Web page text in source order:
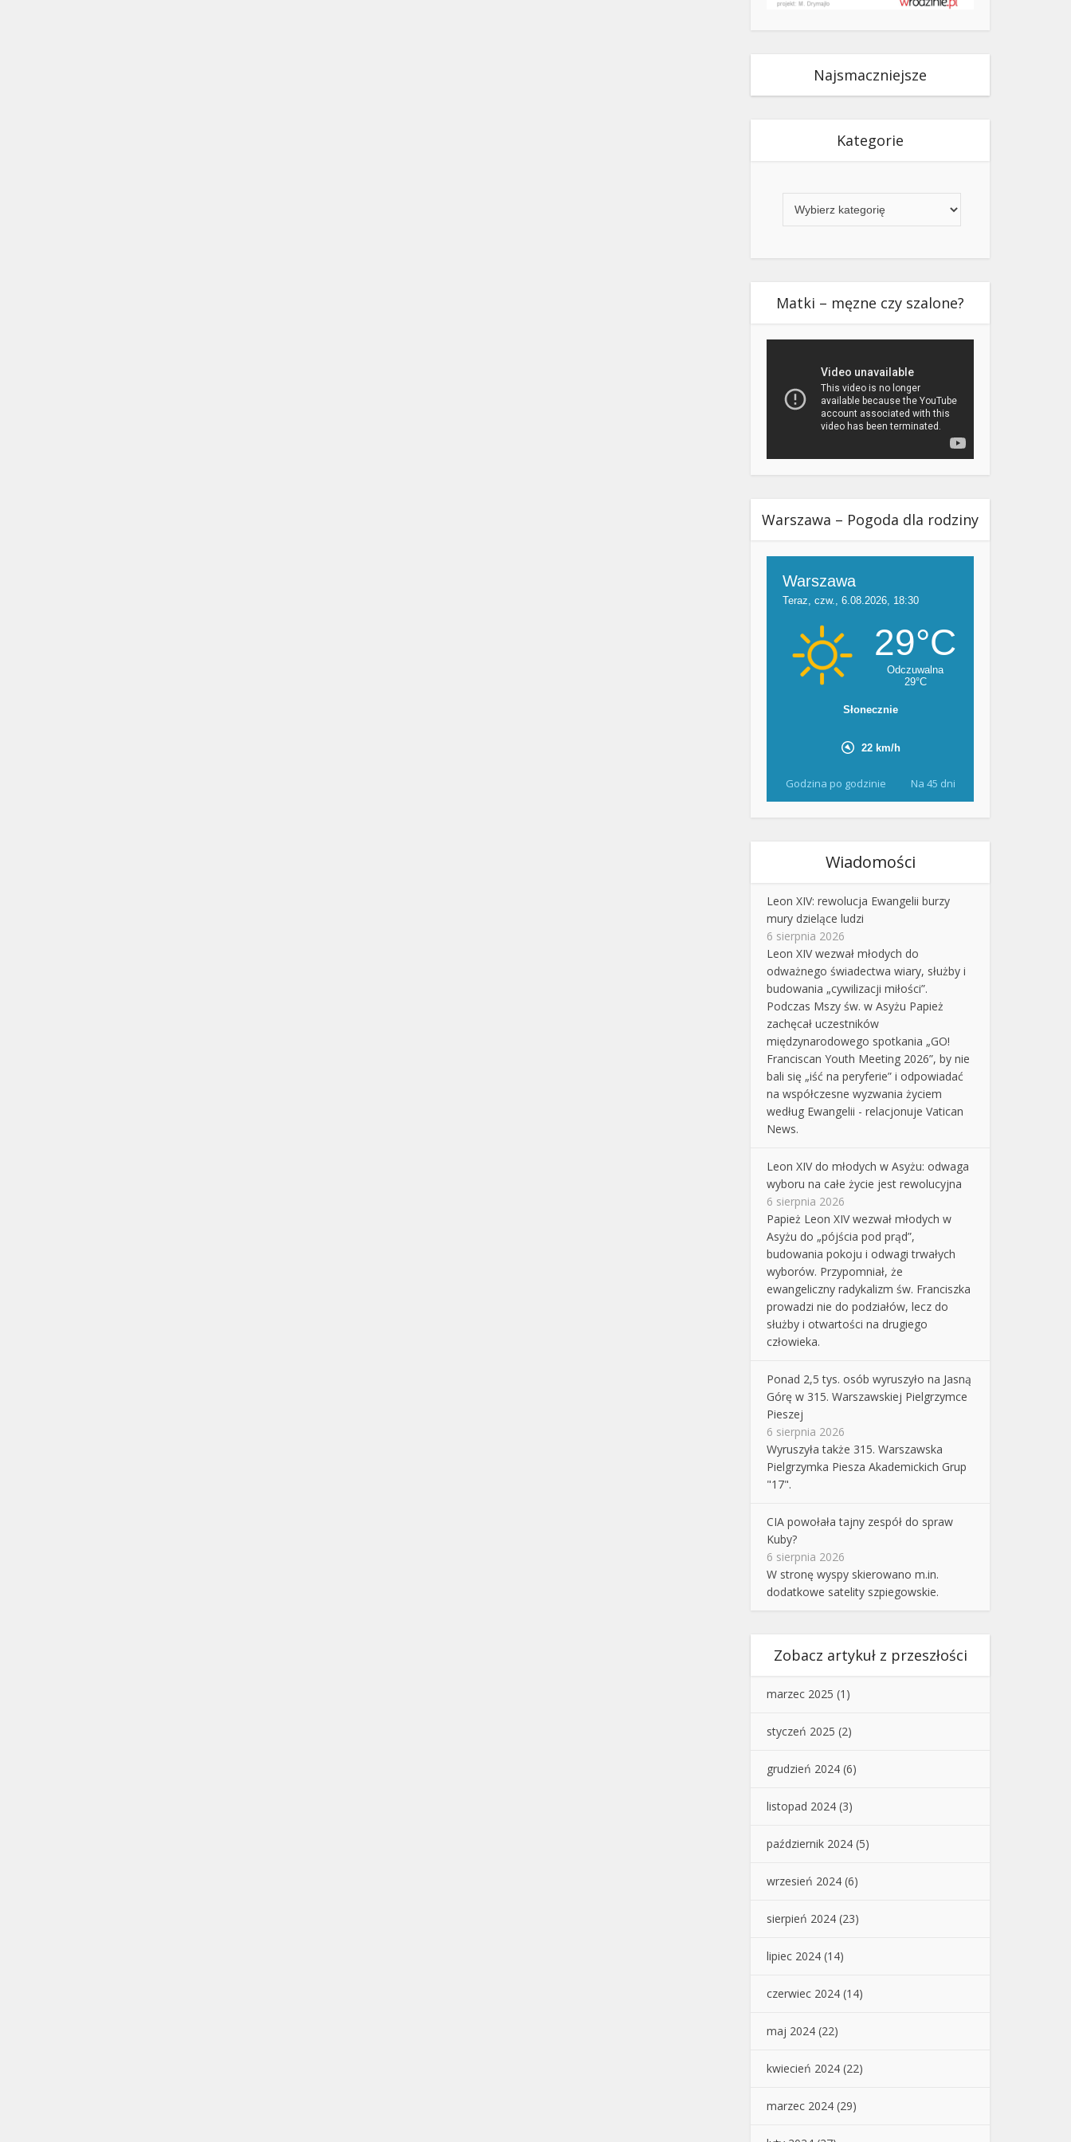
Najsmaczniejsze
Kategorie
Matki – męzne czy szalone?
Warszawa – Pogoda dla rodziny
Godzina po godzinie Na 45 dni
Wiadomości
Leon XIV: rewolucja Ewangelii burzy
mury dzielące ludzi
6 sierpnia 2026
Leon XIV wezwał młodych do
odważnego świadectwa wiary, służby i
budowania „cywilizacji miłości”.
Podczas Mszy św. w Asyżu Papież
zachęcał uczestników
międzynarodowego spotkania „GO!
Franciscan Youth Meeting 2026”, by nie
bali się „iść na peryferie” i odpowiadać
na współczesne wyzwania życiem
według Ewangelii - relacjonuje Vatican
News.
Leon XIV do młodych w Asyżu: odwaga
wyboru na całe życie jest rewolucyjna
6 sierpnia 2026
Papież Leon XIV wezwał młodych w
Asyżu do „pójścia pod prąd”,
budowania pokoju i odwagi trwałych
wyborów. Przypomniał, że
ewangeliczny radykalizm św. Franciszka
prowadzi nie do podziałów, lecz do
służby i otwartości na drugiego
człowieka.
Ponad 2,5 tys. osób wyruszyło na Jasną
Górę w 315. Warszawskiej Pielgrzymce
Pieszej
6 sierpnia 2026
Wyruszyła także 315. Warszawska
Pielgrzymka Piesza Akademickich Grup
"17".
CIA powołała tajny zespół do spraw
Kuby?
6 sierpnia 2026
W stronę wyspy skierowano m.in.
dodatkowe satelity szpiegowskie.
Zobacz artykuł z przeszłości
marzec 2025 (1)
styczeń 2025 (2)
grudzień 2024 (6)
listopad 2024 (3)
październik 2024 (5)
wrzesień 2024 (6)
sierpień 2024 (23)
lipiec 2024 (14)
czerwiec 2024 (14)
maj 2024 (22)
kwiecień 2024 (22)
marzec 2024 (29)